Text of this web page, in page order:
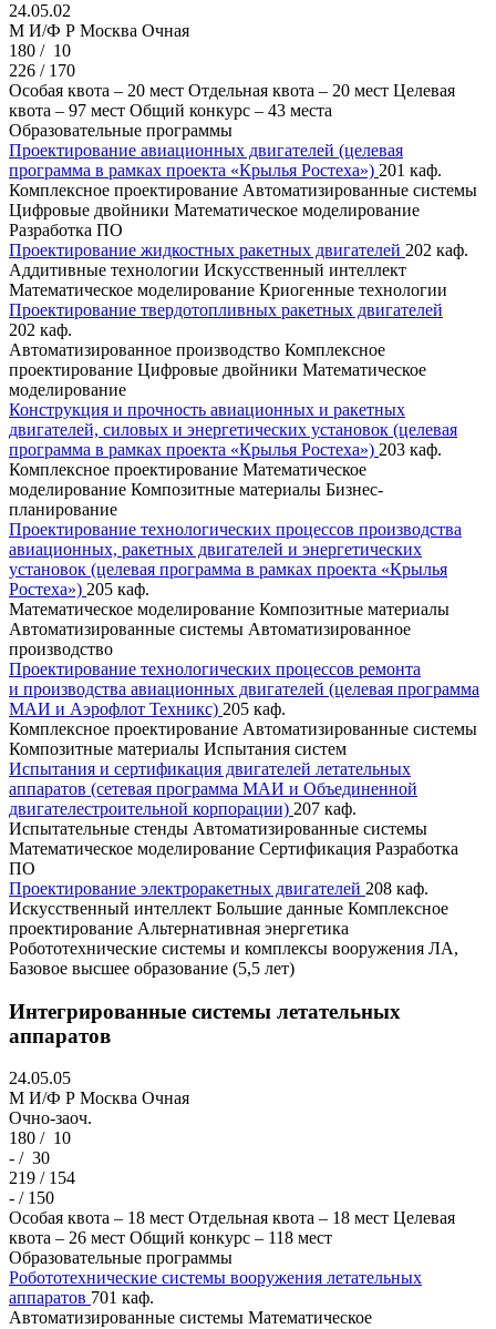
24.05.02
M И/Ф Р Москва Очная
180 / 10
226 / 170
Особая квота – 20 мест Отдельная квота – 20 мест Целевая
квота – 97 мест Общий конкурс – 43 места
Образовательные программы
Проектирование авиационных двигателей (целевая
программа в рамках проекта «Крылья Ростеха») 201 каф.
Комплексное проектирование Автоматизированные системы
Цифровые двойники Математическое моделирование
Разработка ПО
Проектирование жидкостных ракетных двигателей 202 каф.
Аддитивные технологии Искусственный интеллект
Математическое моделирование Криогенные технологии
Проектирование твердотопливных ракетных двигателей
202 каф.
Автоматизированное производство Комплексное
проектирование Цифровые двойники Математическое
моделирование
Конструкция и прочность авиационных и ракетных
двигателей, силовых и энергетических установок (целевая
программа в рамках проекта «Крылья Ростеха») 203 каф.
Комплексное проектирование Математическое
моделирование Композитные материалы Бизнес-
планирование
Проектирование технологических процессов производства
авиационных, ракетных двигателей и энергетических
установок (целевая программа в рамках проекта «Крылья
Ростеха») 205 каф.
Математическое моделирование Композитные материалы
Автоматизированные системы Автоматизированное
производство
Проектирование технологических процессов ремонта
и производства авиационных двигателей (целевая программа
МАИ и Аэрофлот Техникс) 205 каф.
Комплексное проектирование Автоматизированные системы
Композитные материалы Испытания систем
Испытания и сертификация двигателей летательных
аппаратов (сетевая программа МАИ и Объединенной
двигателестроительной корпорации) 207 каф.
Испытательные стенды Автоматизированные системы
Математическое моделирование Сертификация Разработка
ПО
Проектирование электроракетных двигателей 208 каф.
Искусственный интеллект Большие данные Комплексное
проектирование Альтернативная энергетика
Робототехнические системы и комплексы вооружения ЛА,
Базовое высшее образование (5,5 лет)
Интегрированные системы летательных
аппаратов
24.05.05
M И/Ф Р Москва Очная
Очно-заоч.
180 / 10
- / 30
219 / 154
- / 150
Особая квота – 18 мест Отдельная квота – 18 мест Целевая
квота – 26 мест Общий конкурс – 118 мест
Образовательные программы
Робототехнические системы вооружения летательных
аппаратов 701 каф.
Автоматизированные системы Математическое